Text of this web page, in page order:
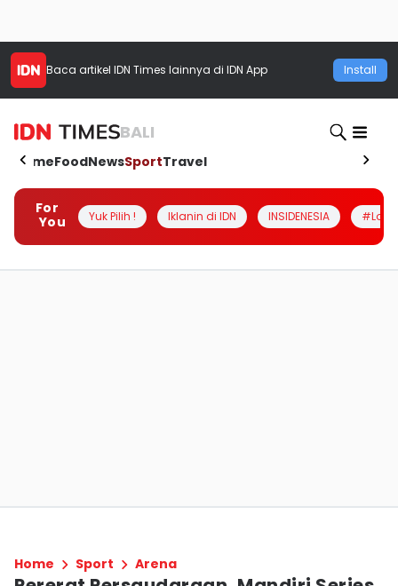
Baca artikel IDN Times lainnya di IDN App Install
BALI
HomeFoodNewsSportTravel
For
You
Yuk Pilih ! Iklanin di IDN INSIDENESIA
Home Sport Arena